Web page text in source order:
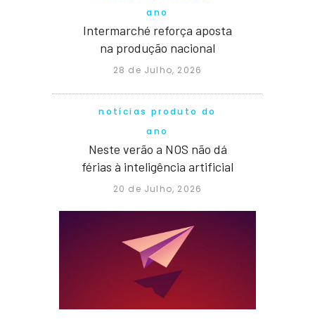
ano
Intermarché reforça aposta
na produção nacional
28 de Julho, 2026
notícias produto do
ano
Neste verão a NOS não dá
férias à inteligência artificial
20 de Julho, 2026